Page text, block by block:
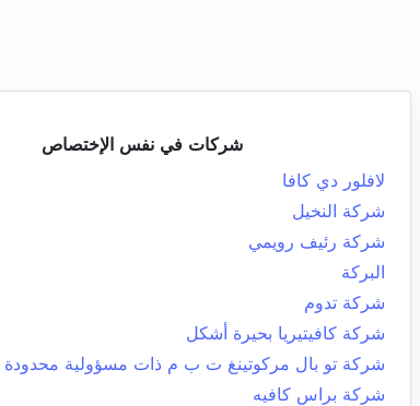
شركات في نفس الإختصاص
لافلور دي كافا
شركة النخيل
شركة رئيف رويمي
البركة
شركة تدوم
شركة كافيتيريا بحيرة أشكل
شركة تو بال مركوتينغ ت ب م ذات مسؤولية محدودة
شركة براس كافيه